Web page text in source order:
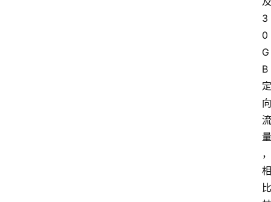
3
0
G
B
定
向
流
量
，
相
比